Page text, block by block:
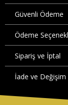
Güvenli Ödeme
Ödeme
Sipariş ve İptal
İade ve Değişim